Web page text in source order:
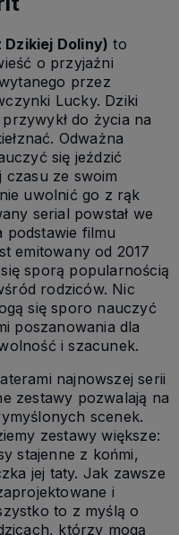
Doliny) to
o przyjaźni
przez
Lucky. Dziki
do życia na
Odważna
się jeździć
ze swoim
uwolnić go z rąk
serial powstał we
podstawie filmu
emitowany od 2017
sporą popularnością
rodziców. Nic
się sporo nauczyć
poszanowania dla
i szacunek.
najnowszej serii
zestawy pozwalają na
scenek.
zestawy większe:
stajenne z końmi,
jej taty. Jak zawsze
i
to z myślą o
którzy mogą